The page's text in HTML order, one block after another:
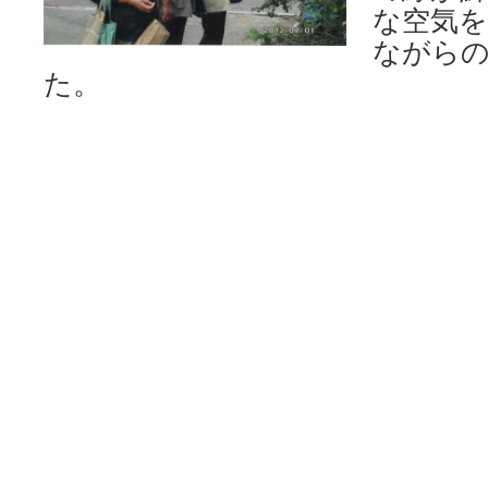
な空気
ながら
た。